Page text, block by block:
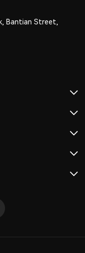
Bantian Street,